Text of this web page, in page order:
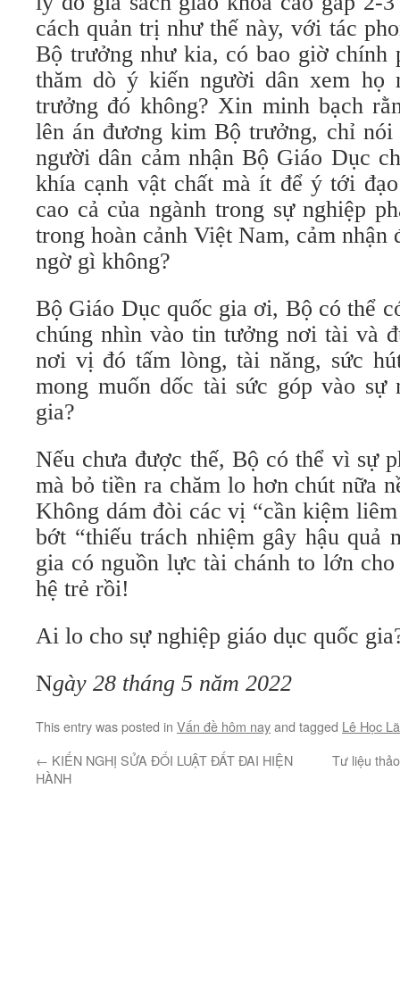
cách quản trị như thế này, với tác
Bộ trưởng như kia, có bao giờ chính
thăm dò ý kiến người dân xem
trưởng đó không? Xin minh bạch
lên án đương kim Bộ trưởng, chỉ nói
người dân cảm nhận Bộ Giáo Dục
khía cạnh vật chất mà ít để ý tới
cao cả của ngành trong sự nghiệp
trong hoàn cảnh Việt Nam, cảm
ngờ gì không?
Bộ Giáo Dục quốc gia ơi, Bộ có thể
chúng nhìn vào tin tưởng nơi tài và
nơi vị đó tấm lòng, tài năng, sức
mong muốn dốc tài sức góp vào sự
gia?
Nếu chưa được thế, Bộ có thể vì sự
mà bỏ tiền ra chăm lo hơn chút nữa
Không dám đòi các vị “cần kiệm
bớt “thiếu trách nhiệm gây hậu quả
gia có nguồn lực tài chánh to lớn
hệ trẻ rồi!
Ai lo cho sự nghiệp giáo dục quốc
Ngày 28 tháng 5 năm 2022
This entry was posted in Vấn đề hôm nayand tagged Lê Học
← KIẾN NGHỊ SỬA ĐỔI LUẬT ĐẤT ĐAI HIỆN
HÀNH
Tư liệu